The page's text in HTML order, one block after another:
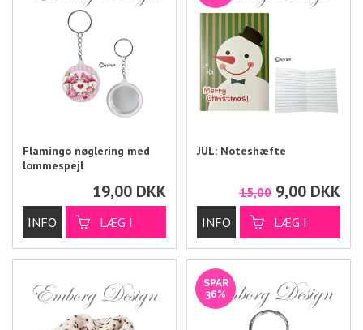
Flamingo nøglering med
lommespejl
19,00 DKK
JUL: Noteshæfte
15,00 9,00 DKK
SPAR
36%